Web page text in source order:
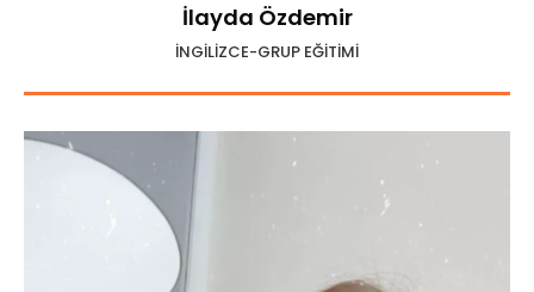
İlayda Özdemir
İNGİLİZCE-GRUP EĞİTİMİ